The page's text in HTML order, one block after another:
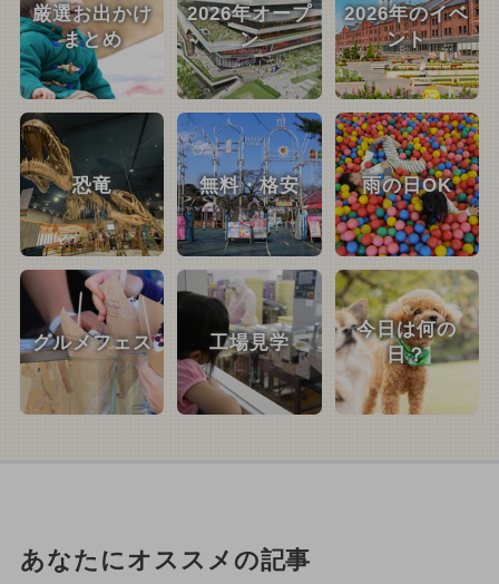
厳選お出かけ
まとめ
2026年オープ
ン
2026年のイベ
ント
恐竜 無料・格安 雨の日OK
グルメフェス 工場見学
今日は何の
日？
あなたにオススメの記事